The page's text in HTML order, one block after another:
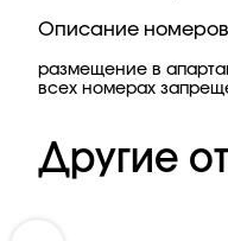
Описание номеров
размещение в
всех номерах
Другие